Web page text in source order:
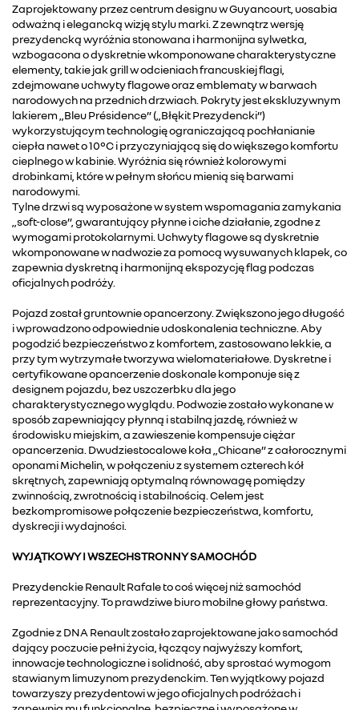
Zaprojektowany przez centrum designu w Guyancourt, uosabia
odważną i elegancką wizję stylu marki. Z zewnątrz wersję
prezydencką wyróżnia stonowana i harmonijna sylwetka,
wzbogacona o dyskretnie wkomponowane charakterystyczne
elementy, takie jak grill w odcieniach francuskiej flagi,
zdejmowane uchwyty flagowe oraz emblematy w barwach
narodowych na przednich drzwiach. Pokryty jest ekskluzywnym
lakierem „Bleu Présidence” („Błękit Prezydencki”)
wykorzystującym technologię ograniczającą pochłanianie
ciepła nawet o 10°C i przyczyniającą się do większego komfortu
cieplnego w kabinie. Wyróżnia się również kolorowymi
drobinkami, które w pełnym słońcu mienią się barwami
narodowymi.
Tylne drzwi są wyposażone w system wspomagania zamykania
„soft-close”, gwarantujący płynne i ciche działanie, zgodne z
wymogami protokolarnymi. Uchwyty flagowe są dyskretnie
wkomponowane w nadwozie za pomocą wysuwanych klapek, co
zapewnia dyskretną i harmonijną ekspozycję flag podczas
oficjalnych podróży.
Pojazd został gruntownie opancerzony. Zwiększono jego długość
i wprowadzono odpowiednie udoskonalenia techniczne. Aby
pogodzić bezpieczeństwo z komfortem, zastosowano lekkie, a
przy tym wytrzymałe tworzywa wielomateriałowe. Dyskretne i
certyfikowane opancerzenie doskonale komponuje się z
designem pojazdu, bez uszczerbku dla jego
charakterystycznego wyglądu. Podwozie zostało wykonane w
sposób zapewniający płynną i stabilną jazdę, również w
środowisku miejskim, a zawieszenie kompensuje ciężar
opancerzenia. Dwudziestocalowe koła „Chicane” z całorocznymi
oponami Michelin, w połączeniu z systemem czterech kół
skrętnych, zapewniają optymalną równowagę pomiędzy
zwinnością, zwrotnością i stabilnością. Celem jest
bezkompromisowe połączenie bezpieczeństwa, komfortu,
dyskrecji i wydajności.
WYJĄTKOWY I WSZECHSTRONNY SAMOCHÓD
Prezydenckie Renault Rafale to coś więcej niż samochód
reprezentacyjny. To prawdziwe biuro mobilne głowy państwa.
Zgodnie z DNA Renault zostało zaprojektowane jako samochód
dający poczucie pełni życia, łączący najwyższy komfort,
innowacje technologiczne i solidność, aby sprostać wymogom
stawianym limuzynom prezydenckim. Ten wyjątkowy pojazd
towarzyszy prezydentowi w jego oficjalnych podróżach i